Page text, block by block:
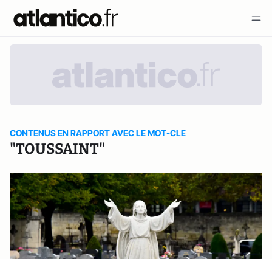
CONTENUS EN RAPPORT AVEC LE MOT-CLE
"TOUSSAINT"